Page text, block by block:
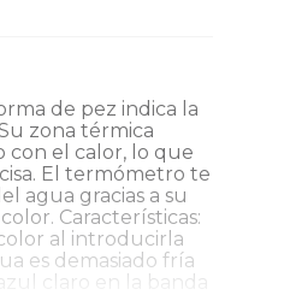
de pez indica la
zona térmica
con el calor, lo que
El termómetro te
agua gracias a su
Características:
al introducirla
es demasiado fría
claro en la banda